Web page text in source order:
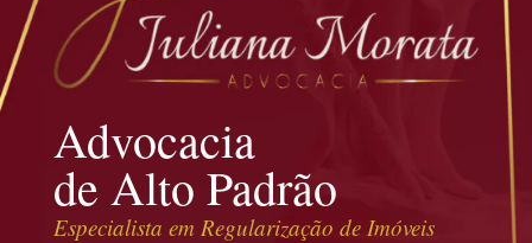
Advocacia
de Alto Padrão
Especialista em Regularização de Imóveis